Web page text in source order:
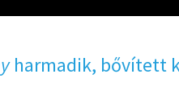
harmadik, bővített